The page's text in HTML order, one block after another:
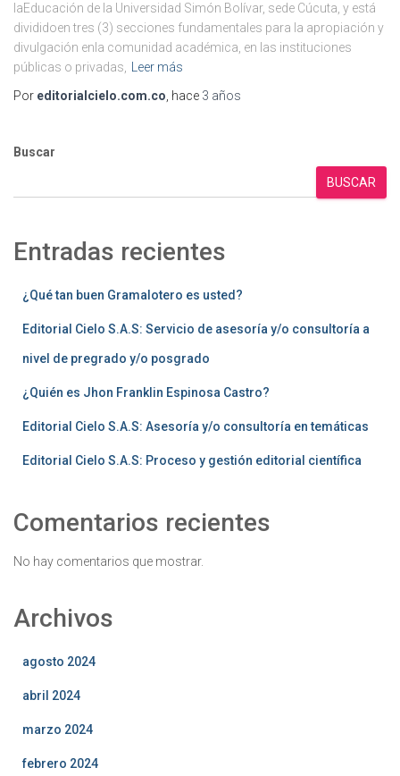
laEducación de la Universidad Simón Bolívar, sede Cúcuta, y está
divididoen tres (3) secciones fundamentales para la apropiación y
divulgación enla comunidad académica, en las instituciones
públicas o privadas,
Leer más
Por editorialcielo.com.co , hace 3 años
Buscar
BUSCAR
Entradas recientes
¿Qué tan buen Gramalotero es usted?
Editorial Cielo S.A.S: Servicio de asesoría y/o consultoría a
nivel de pregrado y/o posgrado
¿Quién es Jhon Franklin Espinosa Castro?
Editorial Cielo S.A.S: Asesoría y/o consultoría en temáticas
Editorial Cielo S.A.S: Proceso y gestión editorial científica
Comentarios recientes
No hay comentarios que mostrar.
Archivos
agosto 2024
abril 2024
marzo 2024
febrero 2024